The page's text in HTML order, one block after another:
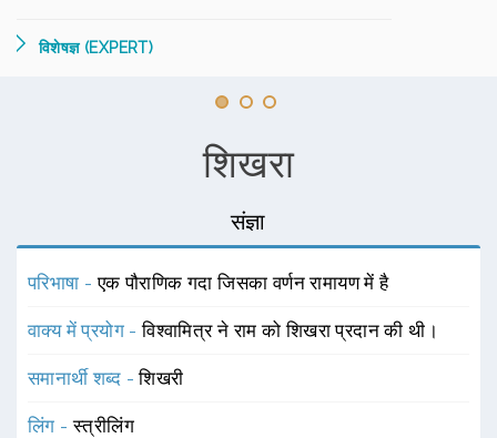
विशेषज्ञ (EXPERT)
शिखरा
संज्ञा
परिभाषा -एक पौराणिक गदा जिसका वर्णन रामायण में है
वाक्य में प्रयोग -विश्वामित्र ने राम को शिखरा प्रदान की थी।
समानार्थी शब्द -शिखरी
लिंग -स्त्रीलिंग